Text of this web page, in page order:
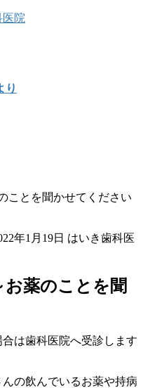
り
ことを聞かせてください
年1月19日 はいき歯科医
薬のことを聞
は歯科医院へ受診します
の飲んでいるお薬や持病